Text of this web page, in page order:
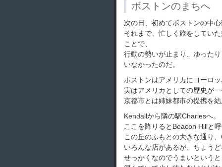
ボストンのまちへ
次の日、初めてボストンの中
それまで、忙しく旅をしてい
ことで、
行動の勢いが止まり、ゆった
いなかったのだ。
ボストンはアメリカにヨーロ
実はアメリカとしての歴史が
京都市とは姉妹都市の提携を
Kendallから隣の駅Charlesへ。
ここを降りるとBeacon Hillと
この丘のふもとの大きな通り
いろんな店があるが、ちょう
せっかくなのでうまいという